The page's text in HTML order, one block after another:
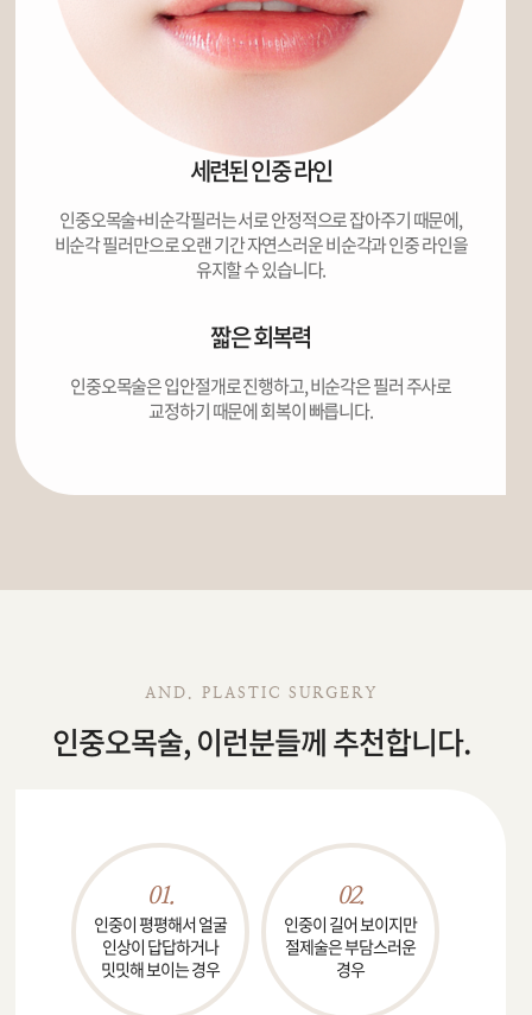
세련된 인중 라인
인중오목술+비순각필러는 서로 안정적으로 잡아주기 때문에,
비순각 필러만으로 오랜 기간 자연스러운 비순각과 인중 라인을
유지할 수 있습니다.
짧은 회복력
인중오목술은 입안절개로 진행하고, 비순각은 필러 주사로
교정하기 때문에 회복이 빠릅니다.
AND. PLASTIC SURGERY
인중오목술, 이런분들께 추천합니다.
01.
인중이 평평해서 얼굴
인상이 답답하거나
밋밋해 보이는 경우
02.
인중이 길어 보이지만
절제술은부담스러운
경우